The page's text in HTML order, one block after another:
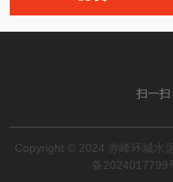
扫一
Copyright © 2024 赤峰环城水
备2024017799